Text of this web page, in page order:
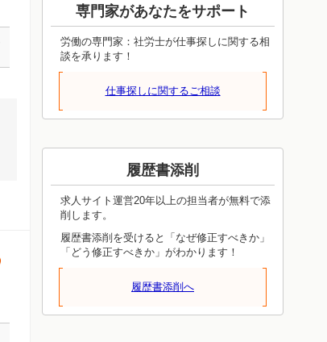
専門家があなたをサポート
労働の専門家：社労士が仕事探しに関する相
談を承ります！
仕事探しに関するご相談
履歴書添削
求人サイト運営20年以上の担当者が無料で添
削します。
履歴書添削を受けると「なぜ修正すべきか」
「どう修正すべきか」がわかります！
履歴書添削へ